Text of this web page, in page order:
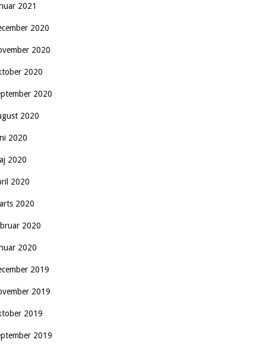
2021
2020
2020
2020
2020
2020
2020
2020
2020
2020
2020
2020
2019
2019
2019
2019